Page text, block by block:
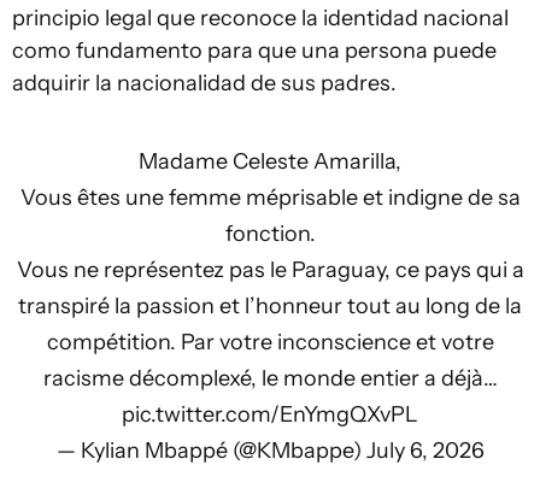
principio legal que reconoce la identidad nacional
como fundamento para que una persona puede
adquirir la nacionalidad de sus padres.
Madame Celeste Amarilla,
Vous êtes une femme méprisable et indigne de sa
fonction.
Vous ne représentez pas le Paraguay, ce pays qui a
transpiré la passion et l’honneur tout au long de la
compétition. Par votre inconscience et votre
racisme décomplexé, le monde entier a déjà…
pic.twitter.com/EnYmgQXvPL
— Kylian Mbappé (@KMbappe) July 6, 2026